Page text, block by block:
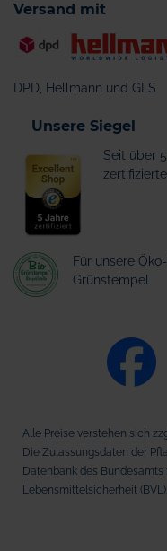
Versand mit
DPD, Hellmann und GLS
Unsere Siegel
Seit über
Für unsere
Grünstempel
Alle Preise verstehen sich
Die Zulassungsdaten der
Datenbank des
Lebensmittelsicherheit (BVL).